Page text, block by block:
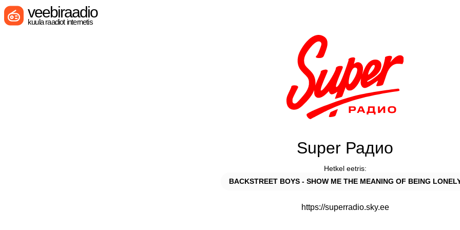
veebiraadio
kuula raadiot internetis
Super Радио
Hetkel eetris:
BACKSTREET BOYS - SHOW ME THE MEANING OF BEING
https://superradio.sky.ee